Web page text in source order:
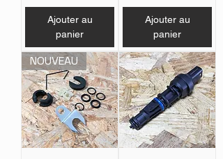
Ajouter au
panier
Ajouter au
panier
NOUVEAU